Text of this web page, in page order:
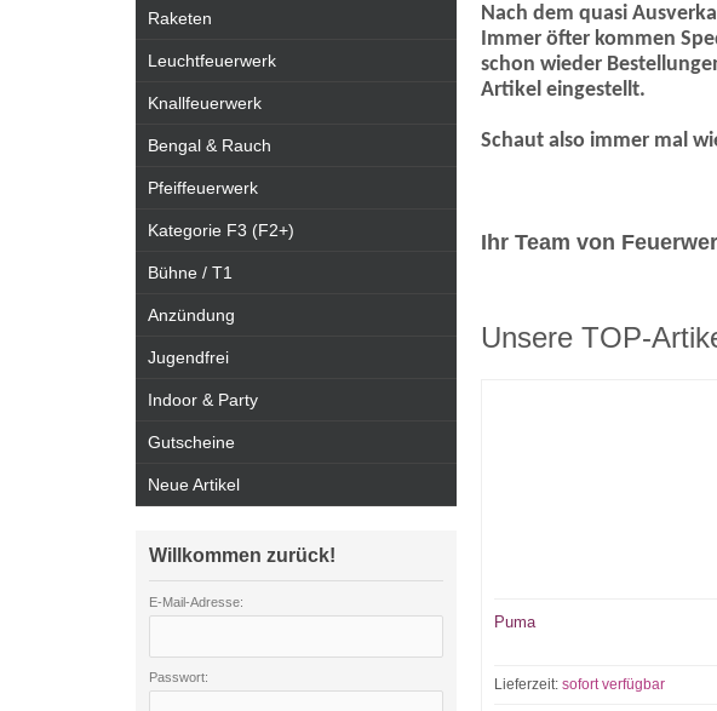
Nach dem quasi
Immer öfter kommen
schon wieder
Artikel eingestellt.
Schaut also immer mal
Ihr Team von
Unsere TOP-
Puma
Lieferzeit: sofort verfügbar
Raketen
Leuchtfeuerwerk
Knallfeuerwerk
Bengal & Rauch
Pfeiffeuerwerk
Kategorie F3 (F2+)
Bühne / T1
Anzündung
Jugendfrei
Indoor & Party
Gutscheine
Neue Artikel
Willkommen zurück!
E-Mail-Adresse:
Passwort: